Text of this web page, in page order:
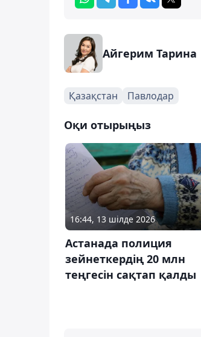
Айгерим Тарина
Қазақстан Павлодар
Оқи отырыңыз
16:44, 13 шілде 2026
Астанада полиция
зейнеткердің 20 млн
теңгесін сақтап қалды